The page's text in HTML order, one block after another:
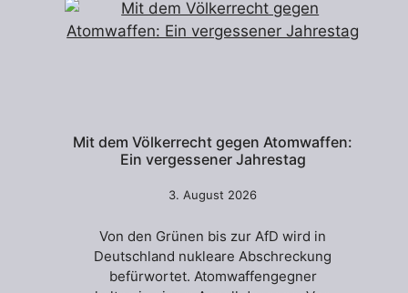
Mit dem Völkerrecht gegen Atomwaffen:
Ein vergessener Jahrestag
3. August 2026
Von den Grünen bis zur AfD wird in
Deutschland nukleare Abschreckung
befürwortet. Atomwaffengegner